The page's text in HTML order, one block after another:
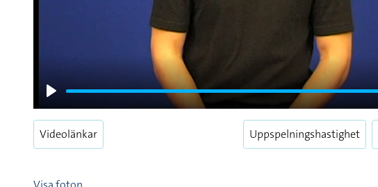
Play
Videolänkar Uppspelningshastighet